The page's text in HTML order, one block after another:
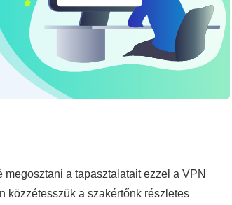
a tapasztalatait ezzel a VPN
közzétesszük a szakértőnk részletes